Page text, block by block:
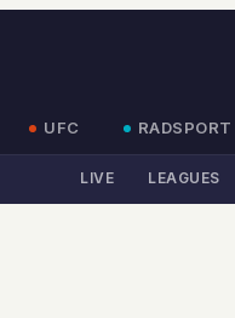
UFC RADSPORT
LIVE LEAGUES